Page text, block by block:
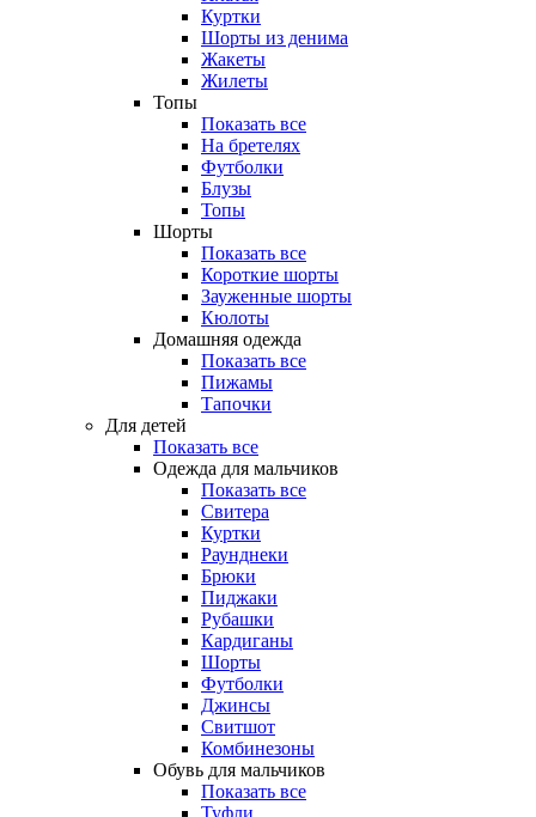
Куртки
Шорты из денима
Жакеты
Жилеты
Топы
Показать все
На бретелях
Футболки
Блузы
Топы
Шорты
Показать все
Короткие шорты
Зауженные шорты
Кюлоты
Домашняя одежда
Показать все
Пижамы
Тапочки
Для детей
Показать все
Одежда для мальчиков
Показать все
Свитера
Куртки
Раунднеки
Брюки
Пиджаки
Рубашки
Кардиганы
Шорты
Футболки
Джинсы
Свитшот
Комбинезоны
Обувь для мальчиков
Показать все
Туфли